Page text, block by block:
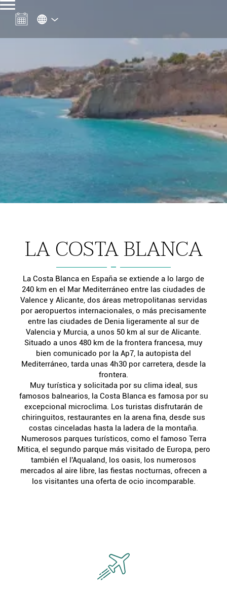
LA COSTA BLANCA
La Costa Blanca en España se extiende a lo largo de
240 km en el Mar Mediterráneo entre las ciudades de
Valence y Alicante, dos áreas metropolitanas servidas
por aeropuertos internacionales, o más precisamente
entre las ciudades de Denia ligeramente al sur de
Valencia y Murcia, a unos 50 km al sur de Alicante.
Situado a unos 480 km de la frontera francesa, muy
bien comunicado por la Ap7, la autopista del
Mediterráneo, tarda unas 4h30 por carretera, desde la
frontera.
Muy turística y solicitada por su clima ideal, sus
famosos balnearios, la Costa Blanca es famosa por su
excepcional microclima. Los turistas disfrutarán de
chiringuitos, restaurantes en la arena fina, desde sus
costas cinceladas hasta la ladera de la montaña.
Numerosos parques turísticos, como el famoso Terra
Mitica, el segundo parque más visitado de Europa, pero
también el l'Aqualand, los oasis, los numerosos
mercados al aire libre, las fiestas nocturnas, ofrecen a
los visitantes una oferta de ocio incomparable.